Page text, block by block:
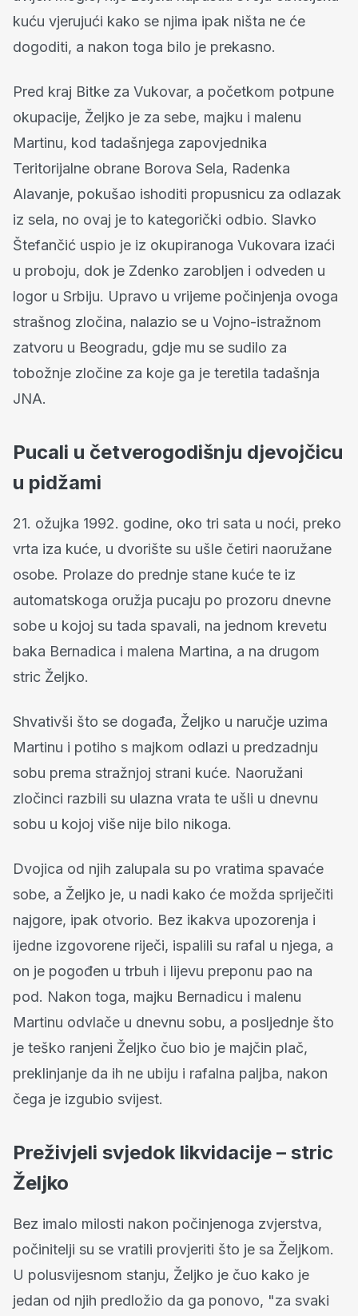
kuću vjerujući kako se njima ipak ništa ne će
dogoditi, a nakon toga bilo je prekasno.
Pred kraj Bitke za Vukovar, a početkom potpune
okupacije, Željko je za sebe, majku i malenu
Martinu, kod tadašnjega zapovjednika
Teritorijalne obrane Borova Sela, Radenka
Alavanje, pokušao ishoditi propusnicu za odlazak
iz sela, no ovaj je to kategorički odbio. Slavko
Štefančić uspio je iz okupiranoga Vukovara izaći
u proboju, dok je Zdenko zarobljen i odveden u
logor u Srbiju. Upravo u vrijeme počinjenja ovoga
strašnog zločina, nalazio se u Vojno-istražnom
zatvoru u Beogradu, gdje mu se sudilo za
tobožnje zločine za koje ga je teretila tadašnja
JNA.
Pucali u četverogodišnju djevojčicu
u pidžami
21. ožujka 1992. godine, oko tri sata u noći, preko
vrta iza kuće, u dvorište su ušle četiri naoružane
osobe. Prolaze do prednje stane kuće te iz
automatskoga oružja pucaju po prozoru dnevne
sobe u kojoj su tada spavali, na jednom krevetu
baka Bernadica i malena Martina, a na drugom
stric Željko.
Shvativši što se događa, Željko u naručje uzima
Martinu i potiho s majkom odlazi u predzadnju
sobu prema stražnjoj strani kuće. Naoružani
zločinci razbili su ulazna vrata te ušli u dnevnu
sobu u kojoj više nije bilo nikoga.
Dvojica od njih zalupala su po vratima spavaće
sobe, a Željko je, u nadi kako će možda spriječiti
najgore, ipak otvorio. Bez ikakva upozorenja i
ijedne izgovorene riječi, ispalili su rafal u njega, a
on je pogođen u trbuh i lijevu preponu pao na
pod. Nakon toga, majku Bernadicu i malenu
Martinu odvlače u dnevnu sobu, a posljednje što
je teško ranjeni Željko čuo bio je majčin plač,
preklinjanje da ih ne ubiju i rafalna paljba, nakon
čega je izgubio svijest.
Preživjeli svjedok likvidacije – stric
Željko
Bez imalo milosti nakon počinjenoga zvjerstva,
počinitelji su se vratili provjeriti što je sa Željkom.
U polusvijesnom stanju, Željko je čuo kako je
jedan od njih predložio da ga ponovo, "za svaki